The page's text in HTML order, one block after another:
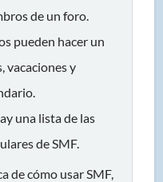
de un foro.
pueden hacer un
vacaciones y
una lista de las
de SMF.
de cómo usar SMF,